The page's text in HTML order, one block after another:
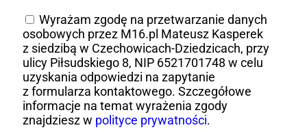
Wyrażam zgodę na przetwarzanie danych
osobowych przez M16.pl Mateusz Kasperek
z siedzibą w Czechowicach-Dziedzicach, przy
ulicy Piłsudskiego 8, NIP 6521701748 w celu
uzyskania odpowiedzi na zapytanie
z formularza kontaktowego. Szczegółowe
informacje na temat wyrażenia zgody
znajdziesz w polityce prywatności.